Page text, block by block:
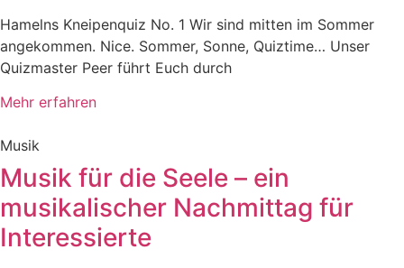
Hamelns Kneipenquiz No. 1 Wir sind mitten im Sommer
angekommen. Nice. Sommer, Sonne, Quiztime… Unser
Quizmaster Peer führt Euch durch
Mehr erfahren
Musik
Musik für die Seele – ein
musikalischer Nachmittag für
Interessierte